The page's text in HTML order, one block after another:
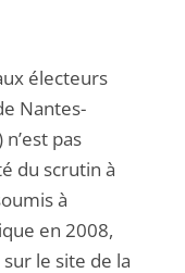
électeurs
Nantes-
pas
du scrutin à
à
en 2008,
le site de la